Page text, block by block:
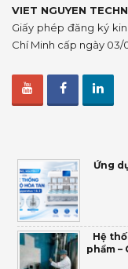
VIET NGUYEN
Giấy phép đăng ký
Chí Minh cấp ngày 03/
Ứng
Hệ
phẩm